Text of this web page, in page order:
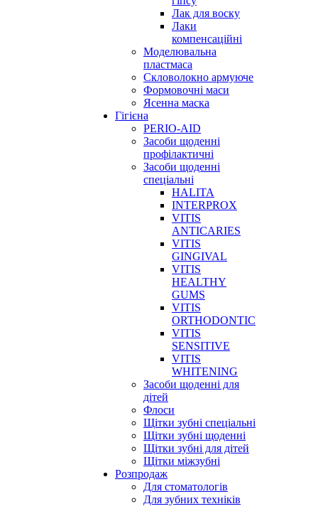
Лак для воску
Лаки
компенсаційні
Моделювальна
пластмаса
Скловолокно армуюче
Формовочні маси
Ясенна маска
Гігієна
PERIO-AID
Засоби щоденні
профілактичні
Засоби щоденні
спеціальні
HALITA
INTERPROX
VITIS
ANTICARIES
VITIS
GINGIVAL
VITIS
HEALTHY
GUMS
VITIS
ORTHODONTIC
VITIS
SENSITIVE
VITIS
WHITENING
Засоби щоденні для
дітей
Флоси
Щітки зубні спеціальні
Щітки зубні щоденні
Щітки зубні для дітей
Щітки міжзубні
Розпродаж
Для стоматологів
Для зубних техніків